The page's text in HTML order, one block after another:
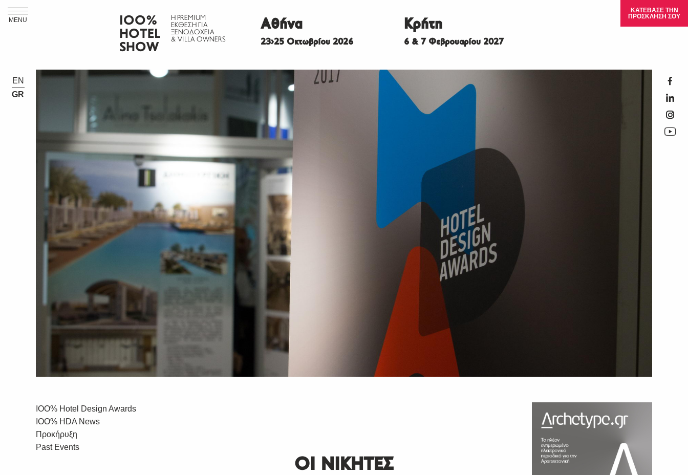
MENU
ΙΟΟ%
HOTEL
SHOW
Η PREMIUM
ΕΚΘΕΣΗ ΓΙΑ
ΞΕΝΟΔΟΧΕΙΑ
& VILLA OWNERS
Αθήνα
23>25 Οκτωβρίου 2026
Κρήτη
6 & 7 Φεβρουαρίου 2027
ΚΑΤΕΒΑΣΕ ΤΗΝ
ΠΡΟΣΚΛΗΣΗ ΣΟΥ
EN
GR
IOO% Hotel Design Awards
IOO% HDA News
Προκήρυξη
Past Events
ΟΙ ΝΙΚΗΤΕΣ